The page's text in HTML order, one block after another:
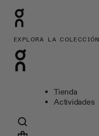
EXPLORA LA COLECCIÓN
Tienda
Actividades